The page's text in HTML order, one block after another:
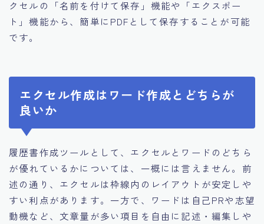
クセルの「名前を付けて保存」機能や「エクスポー
ト」機能から、簡単にPDFとして保存することが可能
です。
エクセル作成はワード作成とどちらが
良いか
履歴書作成ツールとして、エクセルとワードのどちら
が優れているかについては、一概には言えません。前
述の通り、エクセルは枠線内のレイアウトが安定しや
すい利点があります。一方で、ワードは自己PRや志望
動機など、文章量が多い項目を自由に記述・編集しや